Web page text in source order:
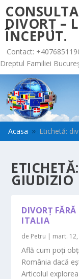
DIVORȚ –
ÎNCEPUT.
Contact:
Dreptul Familiei
Acasa 9 Etichetă:
ETICHETĂ:
GIUDIZIO
DIVORȚ
ITALIA
de Petru | mart.
Află cum poți
România dacă
Articolul